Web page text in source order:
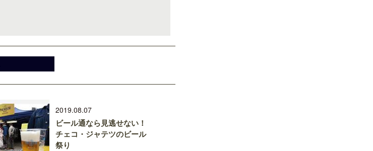
2019.08.07
ビール通なら見逃せない！
チェコ・ジャテツのビール
祭り